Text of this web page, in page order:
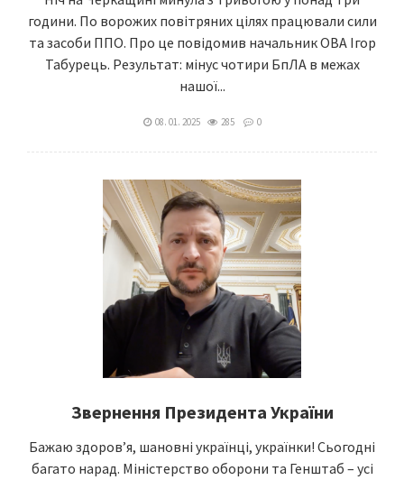
години. По ворожих повітряних цілях працювали сили
та засоби ППО. Про це повідомив начальник ОВА Ігор
Табурець. Результат: мінус чотири БпЛА в межах
нашої...
08. 01. 2025 285 0
Звернення Президента України
Бажаю здоров’я, шановні українці, українки! Сьогодні
багато нарад. Міністерство оборони та Генштаб – усі